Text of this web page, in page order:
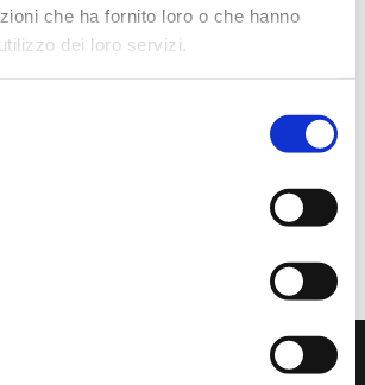
che ha fornito loro o che hanno
dei loro servizi.
EX LEGGE 10/1991 E S.M.I. E
dalle 14.30 alle 18.30
DI AMMISSIONE_ 15 Luglio
Polo Ospedaliero del Felettino_8